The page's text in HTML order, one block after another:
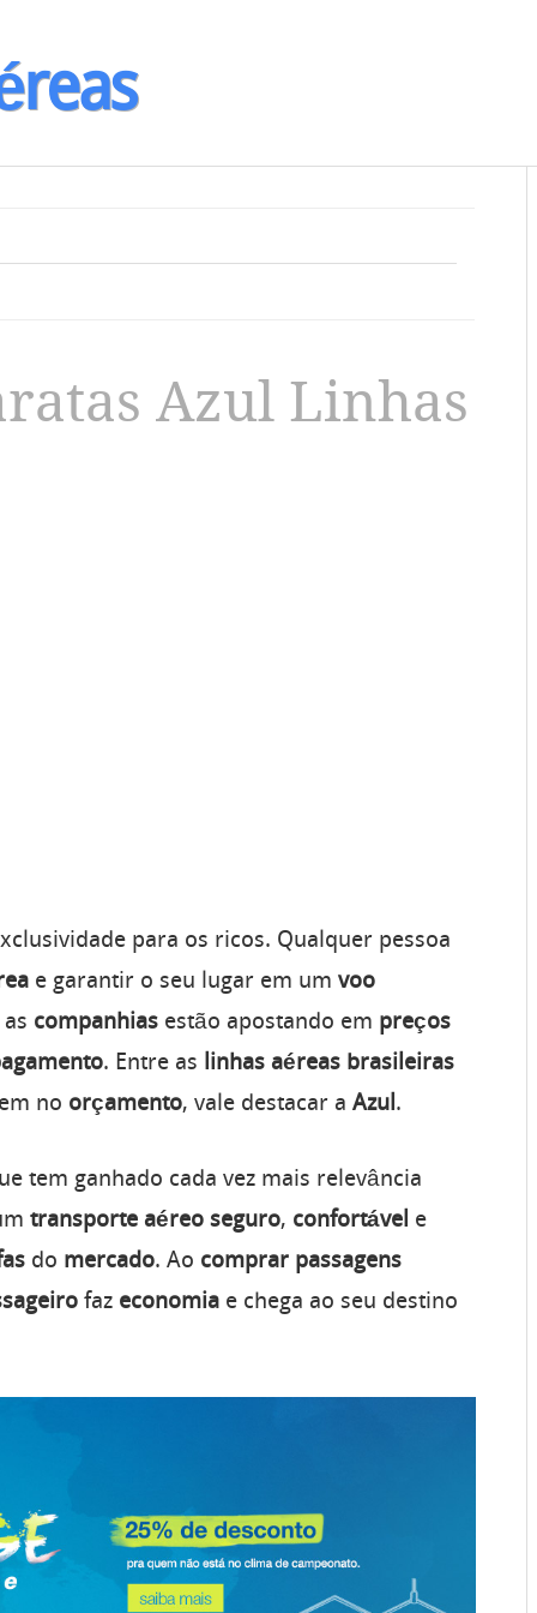
Azul Linhas
para os ricos. Qualquer pessoa
e garantir o seu lugar em umvoo
companhias estão apostando em preços
. Entre as linhas aéreas brasileiras
no orçamento, vale destacar aAzul .
tem ganhado cada vez mais relevância
transporte aéreo seguro, confortável e
do mercado. Ao comprar passagens
faz economia e chega ao seu destino